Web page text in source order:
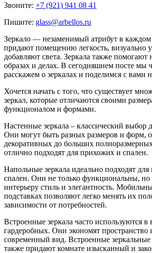
Звоните: +7 (921) 941 08 41
Пишите: glass@arbellos.ru
Зеркало — незаменимый атрибут в
придают помещению легкость, визуально
добавляют света. Зеркала также
образах и делах. В сегодняшнем посте мы
расскажем о зеркалах и поделимся с вами
Хочется начать с того, что существует
зеркал, которые отличаются своими
функционалом и формами.
Настенные зеркала – классический выбор
Они могут быть разных размеров и форм,
декоративных до больших
отлично подходят для прихожих и спален.
Напольные зеркала идеально подходят
спален. Они не только функциональны, но
интерьеру стиль и элегантность.
подставках позволяют легко менять их
зависимости от потребностей.
Встроенные зеркала часто используются в
гардеробных. Они экономят пространство
современный вид. Встроенные
также придают комнате изысканный и